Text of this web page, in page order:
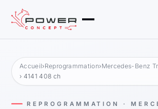
Accueil›Reprogrammation›Mercedes-Benz
› 4141 408 ch
REPROGRAMMATION ·